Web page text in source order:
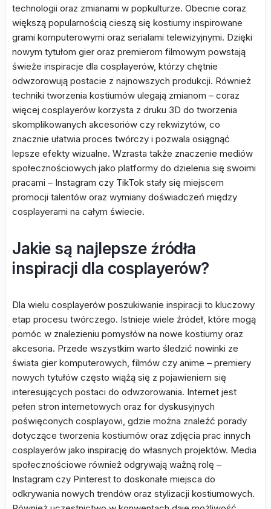
technologii oraz zmianami w popkulturze. Obecnie coraz
większą popularnością cieszą się kostiumy inspirowane
grami komputerowymi oraz serialami telewizyjnymi. Dzięki
nowym tytułom gier oraz premierom filmowym powstają
świeże inspiracje dla cosplayerów, którzy chętnie
odwzorowują postacie z najnowszych produkcji. Również
techniki tworzenia kostiumów ulegają zmianom – coraz
więcej cosplayerów korzysta z druku 3D do tworzenia
skomplikowanych akcesoriów czy rekwizytów, co
znacznie ułatwia proces twórczy i pozwala osiągnąć
lepsze efekty wizualne. Wzrasta także znaczenie mediów
społecznościowych jako platformy do dzielenia się swoimi
pracami – Instagram czy TikTok stały się miejscem
promocji talentów oraz wymiany doświadczeń między
cosplayerami na całym świecie.
Jakie są najlepsze źródła
inspiracji dla cosplayerów?
Dla wielu cosplayerów poszukiwanie inspiracji to kluczowy
etap procesu twórczego. Istnieje wiele źródeł, które mogą
pomóc w znalezieniu pomysłów na nowe kostiumy oraz
akcesoria. Przede wszystkim warto śledzić nowinki ze
świata gier komputerowych, filmów czy anime – premiery
nowych tytułów często wiążą się z pojawieniem się
interesujących postaci do odwzorowania. Internet jest
pełen stron internetowych oraz for dyskusyjnych
poświęconych cosplayowi, gdzie można znaleźć porady
dotyczące tworzenia kostiumów oraz zdjęcia prac innych
cosplayerów jako inspirację do własnych projektów. Media
społecznościowe również odgrywają ważną rolę –
Instagram czy Pinterest to doskonałe miejsca do
odkrywania nowych trendów oraz stylizacji kostiumowych.